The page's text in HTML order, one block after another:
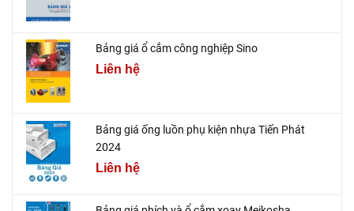
Bảng giá ổ cắm công nghiệp Sino
Liên hệ
Bảng giá ống luồn phụ kiện nhựa Tiến Phát
2024
Liên hệ